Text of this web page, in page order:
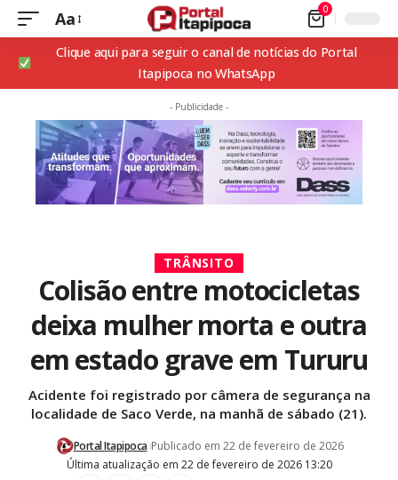
Aa 0
Clique aqui para seguir o canal de notícias do Portal
Itapipoca no WhatsApp
- Publicidade -
TRÂNSITO
Colisão entre motocicletas
deixa mulher morta e outra
em estado grave em Tururu
Acidente foi registrado por câmera de segurança na
localidade de Saco Verde, na manhã de sábado (21).
Última atualização em 22 de fevereiro de 2026 13:20
Portal Itapipoca Publicado em 22 de fevereiro de 2026